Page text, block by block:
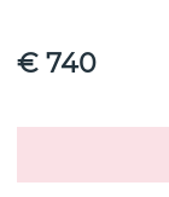
€ 740